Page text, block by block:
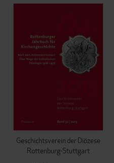
Geschichtsverein der Diözese
Rottenburg-Stuttgart